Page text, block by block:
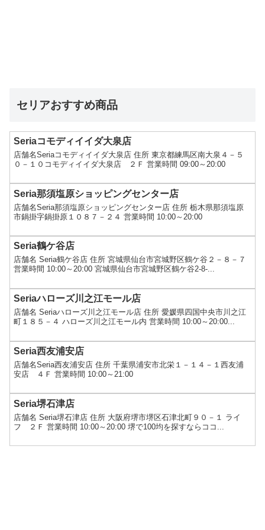
セリアおすすめ商品
Seriaコモディイイダ大泉店
店舗名Seriaコモディイイダ大泉店 住所 東京都練馬区南大泉４－５
０－１０コモディイイダ大泉店 ２Ｆ 営業時間 09:00～20:00
Seria那須塩原ショッピングセンター店
店舗名Seria那須塩原ショッピングセンター店 住所 栃木県那須塩原
市鍋掛字鍋掛原１０８７－２４ 営業時間 10:00～20:00
Seria鶴ケ谷店
店舗名 Seria鶴ケ谷店 住所 宮城県仙台市宮城野区鶴ケ谷２－８－７
営業時間 10:00～20:00 宮城県仙台市宮城野区鶴ケ谷2-8-...
Seriaハローズ川之江モール店
店舗名 Seriaハローズ川之江モール店 住所 愛媛県四国中央市川之江
町１８５－４ ハローズ川之江モール内 営業時間 10:00～20:00...
Seria西友浦安店
店舗名Seria西友浦安店 住所 千葉県浦安市北栄１－１４－１西友浦
安店 ４Ｆ 営業時間 10:00～21:00
Seria堺石津店
店舗名 Seria堺石津店 住所 大阪府堺市堺区石津北町９０－１ ライ
フ ２Ｆ 営業時間 10:00～20:00 堺で100均を探すならココ...